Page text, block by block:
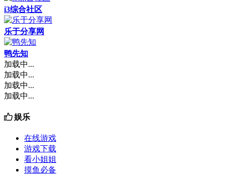
i3综合社区
乐于分享网
鸭先知
加载中...
加载中...
加载中...
加载中...
娱乐
在线游戏
游戏下载
看小姐姐
摸鱼必备